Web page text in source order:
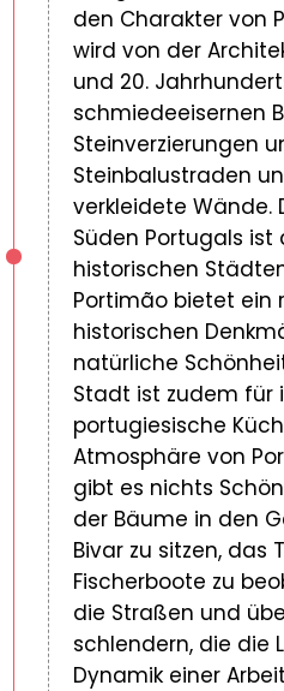
den Charakter von
wird von der
und 20.
schmiedeeisernen
Steinverzierungen
Steinbalustraden
verkleidete Wände.
Süden Portugals ist
historischen
Portimão bietet ein
historischen
natürliche
Stadt ist zudem für
portugiesische
Atmosphäre von
gibt es nichts
der Bäume in den
Bivar zu sitzen, das
Fischerboote zu
die Straßen und
schlendern, die die
Dynamik einer